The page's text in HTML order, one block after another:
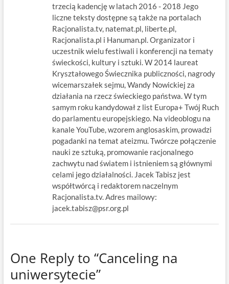
trzecią kadencję w latach 2016 - 2018 Jego
liczne teksty dostępne są także na portalach
Racjonalista.tv, natemat.pl, liberte.pl,
Racjonalista.pl i Hanuman.pl. Organizator i
uczestnik wielu festiwali i konferencji na tematy
świeckości, kultury i sztuki. W 2014 laureat
Kryształowego Świecznika publiczności, nagrody
wicemarszałek sejmu, Wandy Nowickiej za
działania na rzecz świeckiego państwa. W tym
samym roku kandydował z list Europa+ Twój Ruch
do parlamentu europejskiego. Na videoblogu na
kanale YouTube, wzorem anglosaskim, prowadzi
pogadanki na temat ateizmu. Twórcze połączenie
nauki ze sztuką, promowanie racjonalnego
zachwytu nad światem i istnieniem są głównymi
celami jego działalności. Jacek Tabisz jest
współtwórcą i redaktorem naczelnym
Racjonalista.tv. Adres mailowy:
jacek.tabisz@psr.org.pl
One Reply to “Canceling na
uniwersytecie”